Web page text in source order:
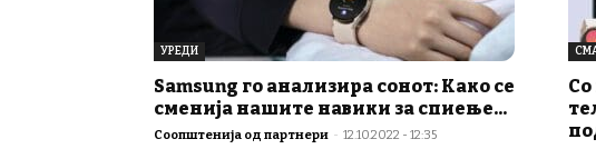
УРЕДИ
Samsung го анализира сонот: Како се
сменија нашите навики за спиење...
Соопштенија од партнери - 12.10.2022 - 12:35
Со